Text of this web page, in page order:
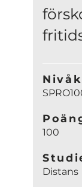
100
Distans